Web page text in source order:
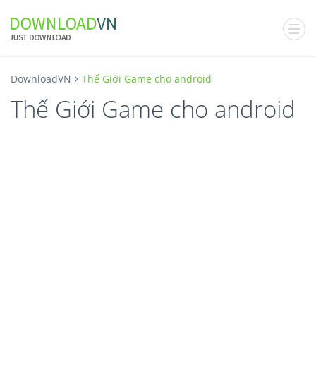
DownloadVN Thế Giới Game cho android
Thế Giới Game cho android